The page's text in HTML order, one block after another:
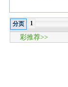
分页 1
彩推荐>>